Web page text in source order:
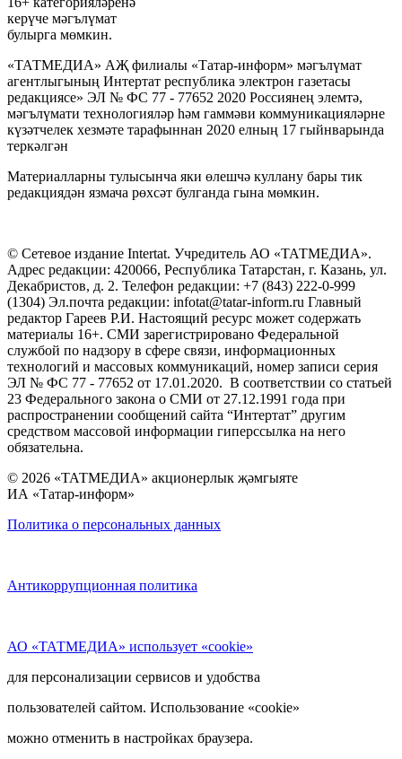
керүче мәгълүмат
булырга мөмкин.
«ТАТМЕДИА» АҖ филиалы «Татар-информ» мәгълүмат
агентлыгының Интертат республика электрон газетасы
редакциясе» ЭЛ № ФС 77 - 77652 2020 Россиянең элемтә,
мәгълүмати технологияләр һәм гаммәви коммуникацияләрне
күзәтчелек хезмәте тарафыннан 2020 елның 17 гыйнварында
теркәлгән
Материалларны тулысынча яки өлешчә куллану бары тик
редакциядән язмача рөхсәт булганда гына мөмкин.
© Сетевое издание Intertat. Учредитель АО «ТАТМЕДИА».
Адрес редакции: 420066, Республика Татарстан, г. Казань, ул.
Декабристов, д. 2. Телефон редакции: +7 (843) 222-0-999
(1304) Эл.почта редакции: infotat@tatar-inform.ru Главный
редактор Гареев Р.И. Настоящий ресурс может содержать
материалы 16+. СМИ зарегистрировано Федеральной
службой по надзору в сфере связи, информационных
технологий и массовых коммуникаций, номер записи серия
ЭЛ № ФС 77 - 77652 от 17.01.2020. В соответствии со статьей
23 Федерального закона о СМИ от 27.12.1991 года при
распространении сообщений сайта “Интертат” другим
средством массовой информации гиперссылка на него
обязательна.
© 2026 «ТАТМЕДИА» акционерлык җәмгыяте
ИА «Татар-информ»
Политика о персональных данных
Антикоррупционная политика
АО «ТАТМЕДИА» использует «cookie»
для персонализации сервисов и удобства
пользователей сайтом. Использование «cookie»
можно отменить в настройках браузера.